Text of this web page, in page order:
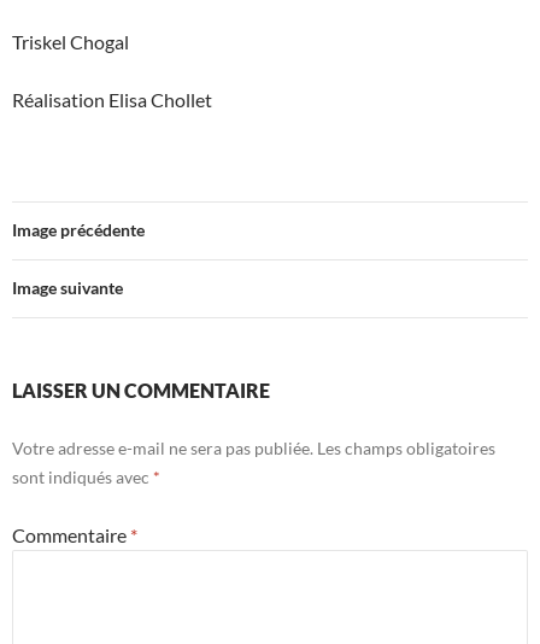
Triskel Chogal
Réalisation Elisa Chollet
Image précédente
Image suivante
LAISSER UN COMMENTAIRE
Votre adresse e-mail ne sera pas publiée. Les champs obligatoires
sont indiqués avec *
Commentaire *